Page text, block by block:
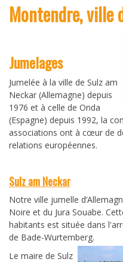
Montendre, ville
Jumelages
Jumelée à la ville de Sulz am
Neckar (Allemagne) depuis
1976 et à celle de Onda
(Espagne) depuis 1992, la
associations ont à cœur de
relations européennes.
Sulz am Neckar
Notre ville jumelle
Noire et du Jura Souabe.
habitants est située dans
de Bade-Wurtemberg.
Le maire de Sulz